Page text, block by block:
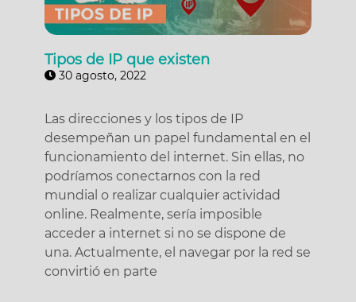
Tipos de IP que existen
30 agosto, 2022
Las direcciones y los tipos de IP
desempeñan un papel fundamental en el
funcionamiento del internet. Sin ellas, no
podríamos conectarnos con la red
mundial o realizar cualquier actividad
online. Realmente, sería imposible
acceder a internet si no se dispone de
una. Actualmente, el navegar por la red se
convirtió en parte